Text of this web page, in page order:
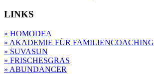
LINKS
» HOMODEA
» AKADEMIE FÜR FAMILIENCOACHING
» SUVASUN
» FRISCHESGRAS
» ABUNDANCER